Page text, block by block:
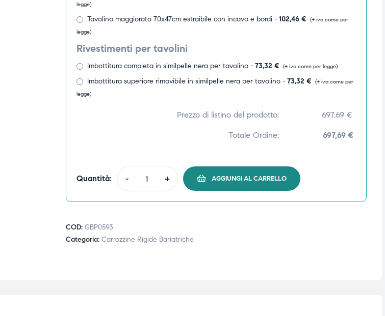
legge)
Tavolino maggiorato 70x47cm estraibile con incavo e bordi - 102,46 € (+ iva come per
legge)
Rivestimenti per tavolini
Imbottitura completa in similpelle nera per tavolino - 73,32 € (+ iva come per legge)
Imbottitura superiore rimovibile in similpelle nera per tavolino - 73,32 € (+ iva come per
legge)
Prezzo di listino del prodotto: 697,69 €
Totale Ordine: 697,69 €
Quantità: - + AGGIUNGI AL CARRELLO
COD: GBP0593
Categoria: Carrozzine Rigide Bariatriche